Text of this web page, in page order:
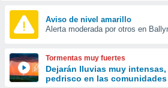
y
forma
digital
basada
Aviso de nivel amarillo
Alerta moderada por otros en
Tormentas muy fuertes
Dejarán lluvias muy
pedrisco en las